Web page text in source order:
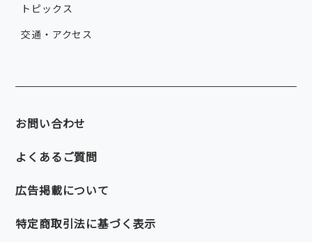
トピックス
交通・アクセス
お問い合わせ
よくあるご質問
広告掲載について
特定商取引法に基づく表示